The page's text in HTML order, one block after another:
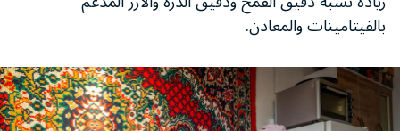
بالفيتامينات والمعادن.